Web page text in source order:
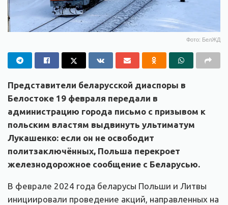
Фото: БелЖД
Представители беларусской диаспоры в
Белостоке 19 февраля передали в
администрацию города письмо с призывом к
польским властям выдвинуть ультиматум
Лукашенко: если он не освободит
политзаключённых, Польша перекроет
железнодорожное сообщение с Беларусью.
В феврале 2024 года беларусы Польши и Литвы
инициировали проведение акций, направленных на